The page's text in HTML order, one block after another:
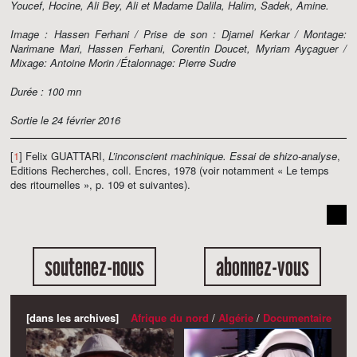
Youcef, Hocine, Ali Bey, Ali et Madame Dalila, Halim, Sadek, Amine.
Image : Hassen Ferhani / Prise de son : Djamel Kerkar / Montage:
Narimane Mari, Hassen Ferhani, Corentin Doucet, Myriam Ayçaguer /
Mixage: Antoine Morin /Étalonnage: Pierre Sudre
Durée : 100 mn
Sortie le 24 février 2016
[1] Felix GUATTARI, L’inconscient machinique. Essai de shizo-analyse,
Editions Recherches, coll. Encres, 1978 (voir notamment « Le temps
des ritournelles », p. 109 et suivantes).
soutenez-nous abonnez-vous
[dans les archives] Afrique du nord / Algérie/ Documentaire